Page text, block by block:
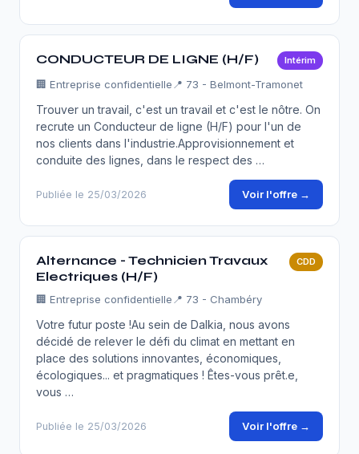
CONDUCTEUR DE LIGNE (H/F) Intérim
🏢 Entreprise confidentielle 📍 73 - Belmont-Tramonet
Trouver un travail, c'est un travail et c'est le nôtre. On
recrute un Conducteur de ligne (H/F) pour l'un de
nos clients dans l'industrie.Approvisionnement et
conduite des lignes, dans le respect des …
Publiée le 25/03/2026 Voir l'offre →
Alternance - Technicien Travaux
Electriques (H/F)
CDD
🏢 Entreprise confidentielle 📍 73 - Chambéry
Votre futur poste !Au sein de Dalkia, nous avons
décidé de relever le défi du climat en mettant en
place des solutions innovantes, économiques,
écologiques... et pragmatiques ! Êtes-vous prêt.e,
vous …
Publiée le 25/03/2026 Voir l'offre →